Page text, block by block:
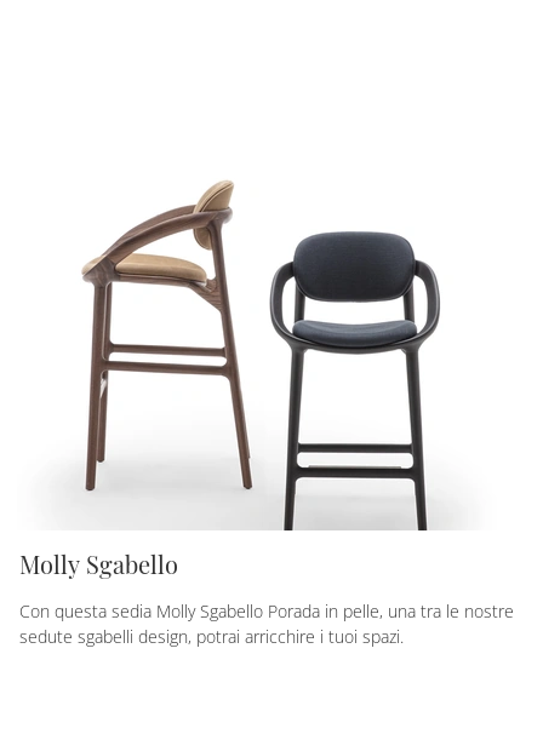
Molly Sgabello
Con questa sedia Molly Sgabello Porada in pelle, una tra le nostre
sedute sgabelli design, potrai arricchire i tuoi spazi.